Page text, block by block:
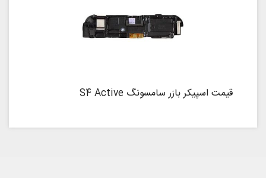
قیمت اسپیکر بازر سامسونگ S4 Active